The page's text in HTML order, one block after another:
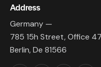
Address
Germany —
785 15h Street, Office
Berlin, De 81566